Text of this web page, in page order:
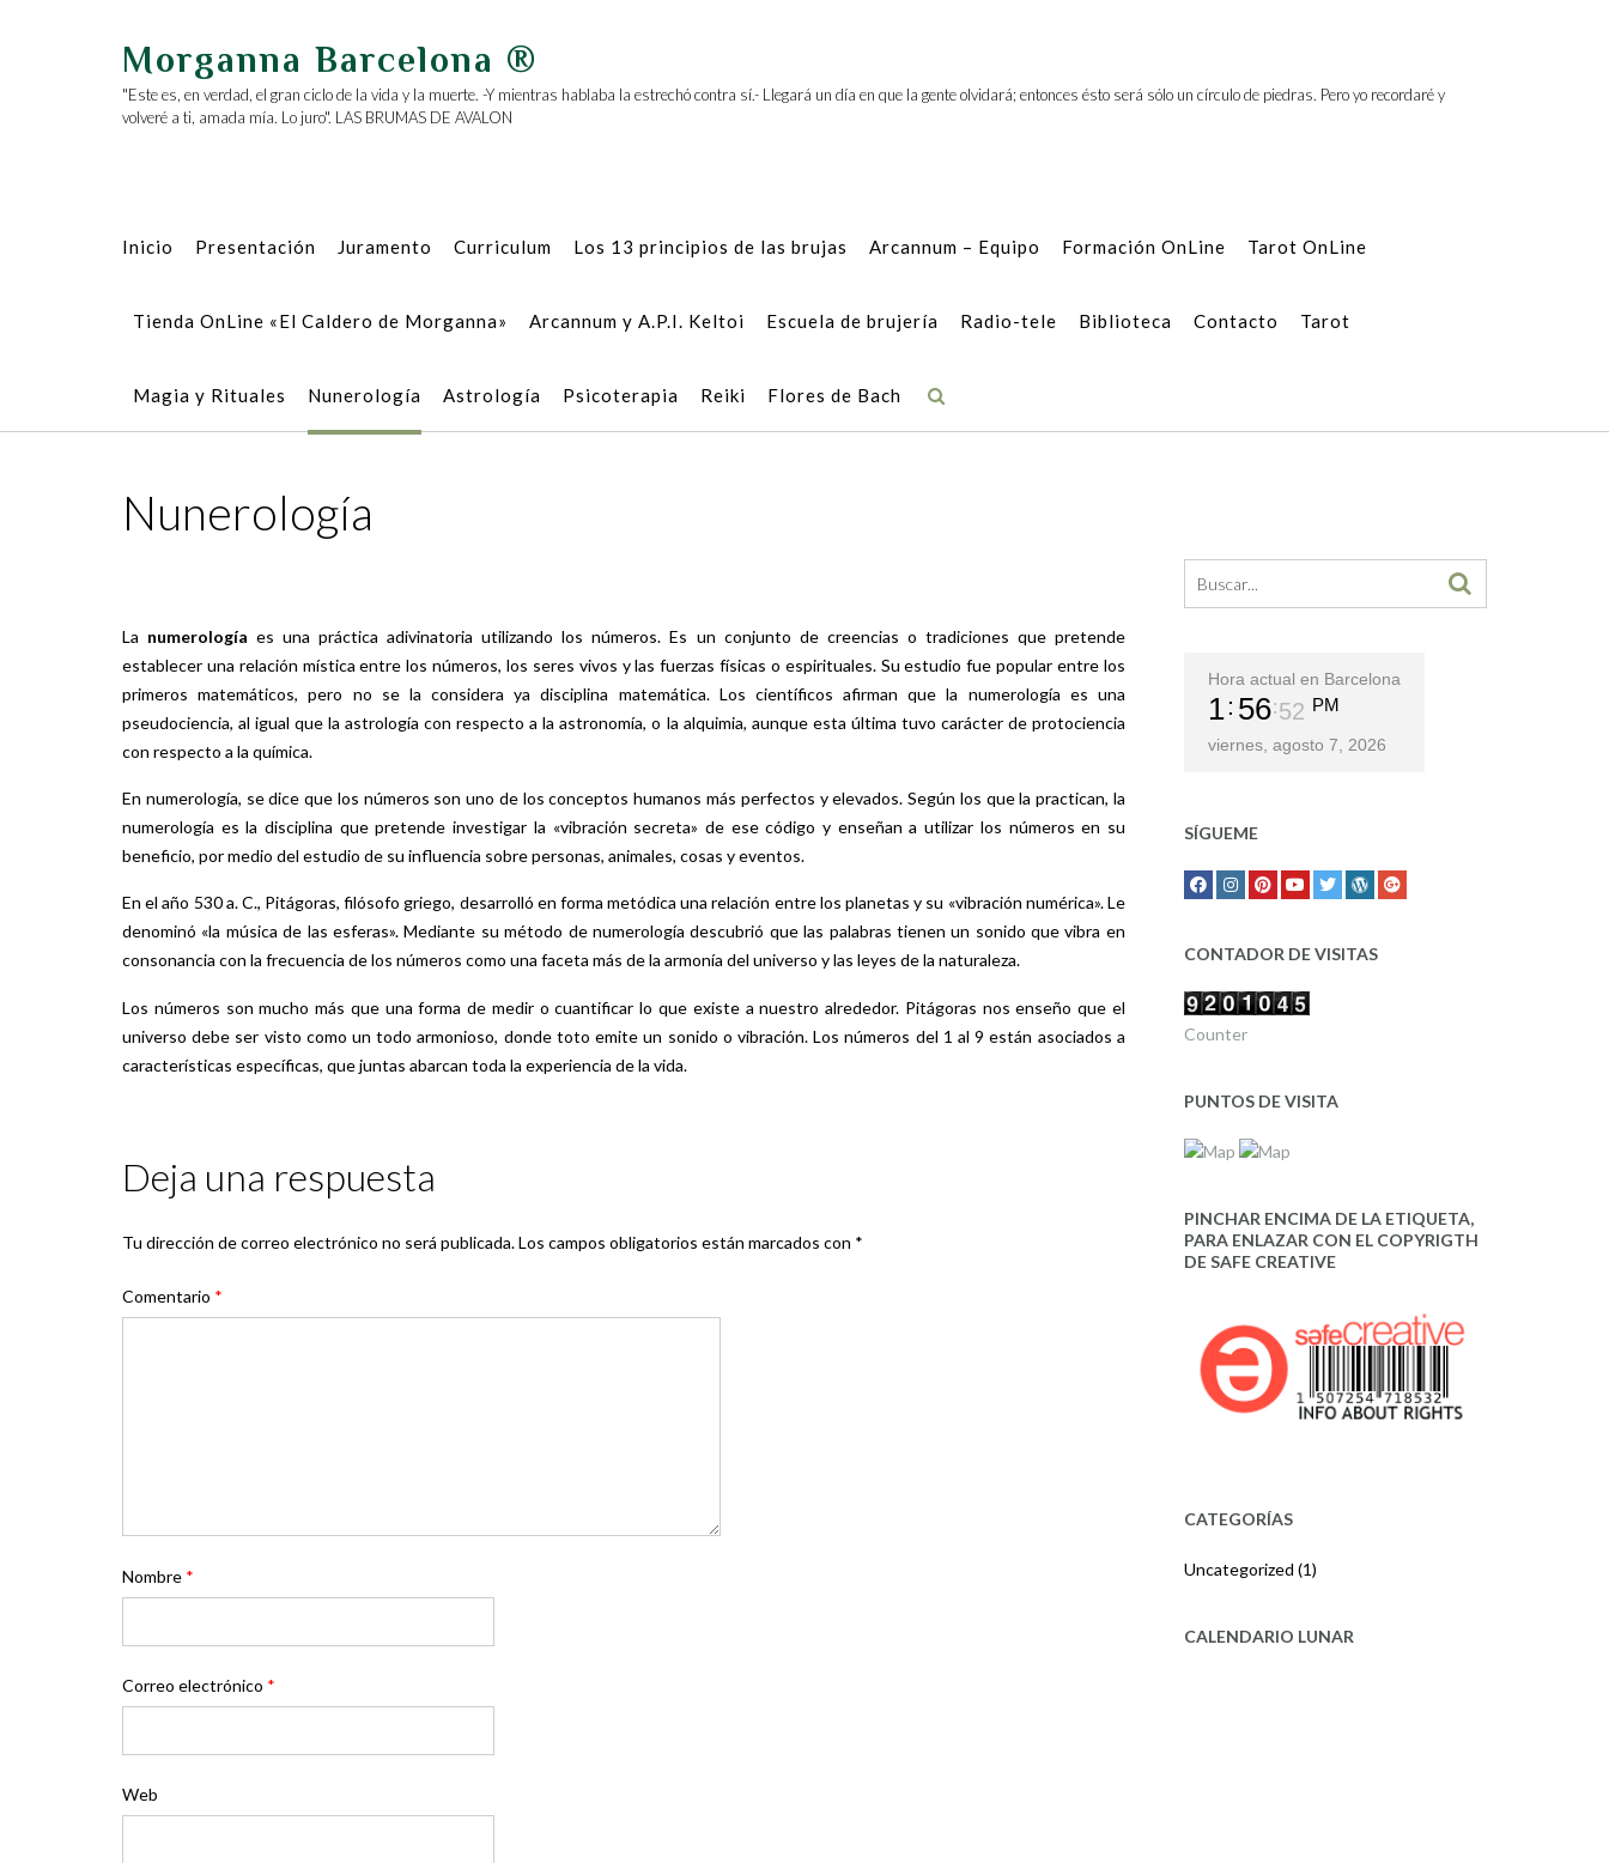
Morganna Barcelona ®
"Este es, en verdad, el gran ciclo de la vida y la muerte. -Y mientras hablaba la estrechó contra sí.- Llegará un día en que la gente olvidará; entonces ésto será sólo un círculo de piedras. Pero yo recordaré y
volveré a ti, amada mía. Lo juro". LAS BRUMAS DE AVALON
Inicio Presentación Juramento Curriculum Los 13 principios de las brujas Arcannum – Equipo Formación OnLine Tarot OnLine
Tienda OnLine «El Caldero de Morganna» Arcannum y A.P.I. Keltoi Escuela de brujería Radio-tele Biblioteca Contacto Tarot
Magia y Rituales Nunerología Astrología Psicoterapia Reiki Flores de Bach
Nunerología
La numerología es una práctica adivinatoria utilizando los números. Es un conjunto de creencias o tradiciones que pretende
establecer una relación mística entre los números, los seres vivos y las fuerzas físicas o espirituales. Su estudio fue popular entre los
primeros matemáticos, pero no se la considera ya disciplina matemática. Los científicos afirman que la numerología es una
pseudociencia, al igual que la astrología con respecto a la astronomía, o la alquimia, aunque esta última tuvo carácter de protociencia
con respecto a la química.
En numerología, se dice que los números son uno de los conceptos humanos más perfectos y elevados. Según los que la practican, la
numerología es la disciplina que pretende investigar la «vibración secreta» de ese código y enseñan a utilizar los números en su
beneficio, por medio del estudio de su influencia sobre personas, animales, cosas y eventos.
En el año 530 a. C., Pitágoras, filósofo griego, desarrolló en forma metódica una relación entre los planetas y su «vibración numérica». Le
denominó «la música de las esferas». Mediante su método de numerología descubrió que las palabras tienen un sonido que vibra en
consonancia con la frecuencia de los números como una faceta más de la armonía del universo y las leyes de la naturaleza.
Los números son mucho más que una forma de medir o cuantificar lo que existe a nuestro alrededor. Pitágoras nos enseño que el
universo debe ser visto como un todo armonioso, donde toto emite un sonido o vibración. Los números del 1 al 9 están asociados a
características específicas, que juntas abarcan toda la experiencia de la vida.
Deja una respuesta
Tu dirección de correo electrónico no será publicada.Los campos obligatorios están marcados con *
Comentario *
Nombre *
Correo electrónico *
Web
Hora actual en Barcelona
1 56 53 PM
viernes, agosto 7, 2026
SÍGUEME
CONTADOR DE VISITAS
Counter
PUNTOS DE VISITA
PINCHAR ENCIMA DE LA ETIQUETA,
PARA ENLAZAR CON EL COPYRIGTH
DE SAFE CREATIVE
CATEGORÍAS
Uncategorized (1)
CALENDARIO LUNAR